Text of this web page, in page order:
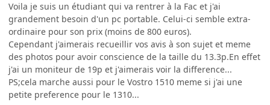
Voila je suis un étudiant qui va rentrer à la Fac et j'ai
grandement besoin d'un pc portable. Celui-ci semble extra-
ordinaire pour son prix (moins de 800 euros).
Cependant j'aimerais recueillir vos avis à son sujet et meme
des photos pour avoir conscience de la taille du 13.3p.En effet
j'ai un moniteur de 19p et j'aimerais voir la difference...
PS;cela marche aussi pour le Vostro 1510 meme si j'ai une
petite preference pour le 1310...